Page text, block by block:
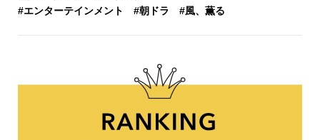
#エンターテインメント #朝ドラ #風、薫る